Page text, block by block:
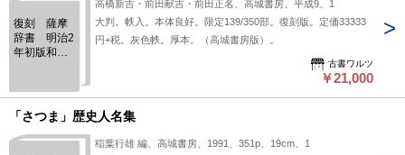
復刻 薩摩
辞書 明治2
年初版和訳
高橋新吉・前田献吉・前田正名、高城書房、平成9、1
大判。帙入。本体良好。限定139/350部。復刻版。定価33333
円+税。灰色帙。厚本。（高城書房版）。
古書ワルツ
￥21,000
「さつま」歴史人名集
稲葉行雄 編、高城書房、1991、351p、19cm、1